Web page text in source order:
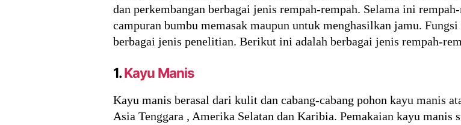
dan perkembangan berbagai jenis rempah-rempah. Selama ini
campuran bumbu memasak maupun untuk menghasilkan jamu.
berbagai jenis penelitian. Berikut ini adalah berbagai jenis rempah-
1.Kayu Manis
Kayu manis berasal dari kulit dan cabang-cabang pohon kayu manis
Asia Tenggara , Amerika Selatan dan Karibia. Pemakaian kayu manis